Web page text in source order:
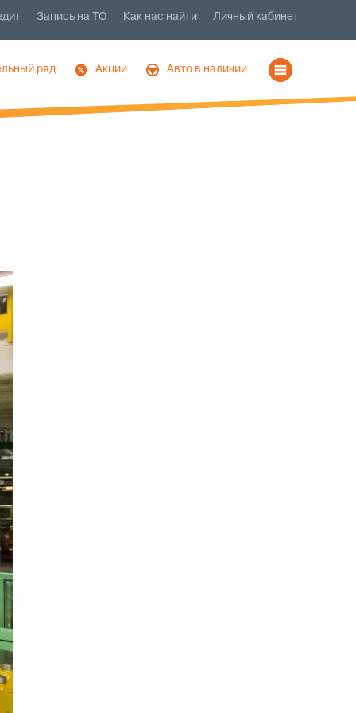
Личный кабинет
Как нас найти
Запись на ТО
Авто в наличии
Акции
ряд